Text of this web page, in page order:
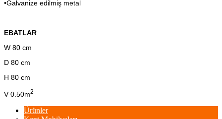
•Galvanize edilmiş metal
EBATLAR
W 80 cm
D 80 cm
H 80 cm
V 0.50m2
Ürünler